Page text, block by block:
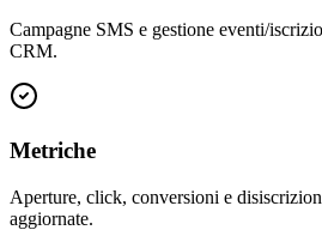
Campagne SMS e gestione eventi/
CRM.
Metriche
Aperture, click, conversioni e
aggiornate.